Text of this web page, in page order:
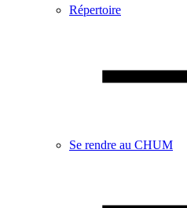
Répertoire
Se rendre au CHUM